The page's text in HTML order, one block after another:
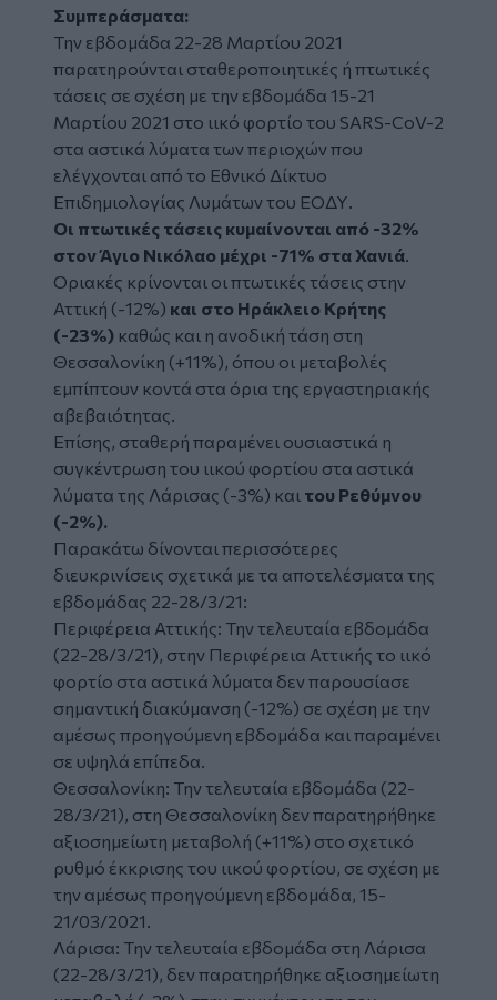
Συμπεράσματα:
Την εβδομάδα 22-28 Μαρτίου 2021
παρατηρούνται σταθεροποιητικές ή πτωτικές
τάσεις σε σχέση με την εβδομάδα 15-21
Μαρτίου 2021 στο ιικό φορτίο του SARS-CoV-2
στα αστικά λύματα των περιοχών που
ελέγχονται από το Εθνικό Δίκτυο
Επιδημιολογίας Λυμάτων του ΕΟΔΥ.
Οι πτωτικές τάσεις κυμαίνονται από -32%
στον Άγιο Νικόλαο μέχρι -71% στα Χανιά.
Οριακές κρίνονται οι πτωτικές τάσεις στην
Αττική (-12%) και στο Ηράκλειο Kρήτης
(-23%) καθώς και η ανοδική τάση στη
Θεσσαλονίκη (+11%), όπου οι μεταβολές
εμπίπτουν κοντά στα όρια της εργαστηριακής
αβεβαιότητας.
Επίσης, σταθερή παραμένει ουσιαστικά η
συγκέντρωση του ιικού φορτίου στα αστικά
λύματα της Λάρισας (-3%) και του Ρεθύμνου
(-2%).
Παρακάτω δίνονται περισσότερες
διευκρινίσεις σχετικά με τα αποτελέσματα της
εβδομάδας 22-28/3/21:
Περιφέρεια Αττικής: Την τελευταία εβδομάδα
(22-28/3/21), στην Περιφέρεια Αττικής το ιικό
φορτίο στα αστικά λύματα δεν παρουσίασε
σημαντική διακύμανση (-12%) σε σχέση με την
αμέσως προηγούμενη εβδομάδα και παραμένει
σε υψηλά επίπεδα.
Θεσσαλονίκη: Την τελευταία εβδομάδα (22-
28/3/21), στη Θεσσαλονίκη δεν παρατηρήθηκε
αξιοσημείωτη μεταβολή (+11%) στο σχετικό
ρυθμό έκκρισης του ιικού φορτίου, σε σχέση με
την αμέσως προηγούμενη εβδομάδα, 15-
21/03/2021.
Λάρισα: Την τελευταία εβδομάδα στη Λάρισα
(22-28/3/21), δεν παρατηρήθηκε αξιοσημείωτη